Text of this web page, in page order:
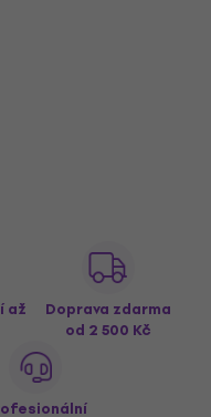
až
Doprava zdarma
od 2 500 Kč